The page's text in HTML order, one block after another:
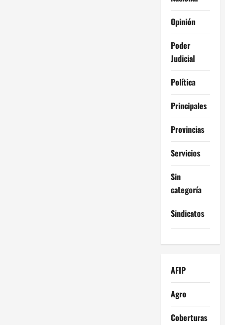
Opinión
Poder
Judicial
Política
Principales
Provincias
Servicios
Sin
categoría
Sindicatos
AFIP
Agro
Coberturas